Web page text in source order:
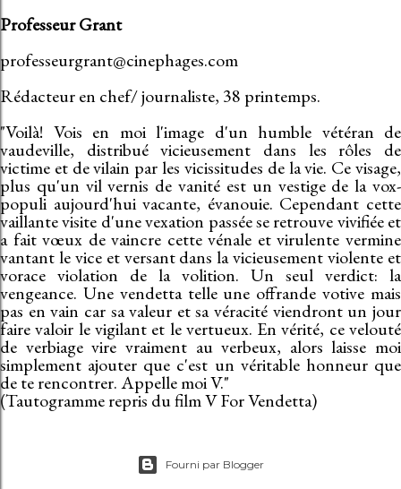
Professeur Grant
professeurgrant@cinephages.com
Rédacteur en chef/ journaliste, 38 printemps.
"Voilà! Vois en moi l'image d'un humble vétéran de
vaudeville, distribué vicieusement dans les rôles de
victime et de vilain par les vicissitudes de la vie. Ce visage,
plus qu'un vil vernis de vanité est un vestige de la vox-
populi aujourd'hui vacante, évanouie. Cependant cette
vaillante visite d'une vexation passée se retrouve vivifiée et
a fait vœux de vaincre cette vénale et virulente vermine
vantant le vice et versant dans la vicieusement violente et
vorace violation de la volition. Un seul verdict: la
vengeance. Une vendetta telle une offrande votive mais
pas en vain car sa valeur et sa véracité viendront un jour
faire valoir le vigilant et le vertueux. En vérité, ce velouté
de verbiage vire vraiment au verbeux, alors laisse moi
simplement ajouter que c'est un véritable honneur que
de te rencontrer. Appelle moi V."
(Tautogramme repris du film V For Vendetta)
Fourni par Blogger